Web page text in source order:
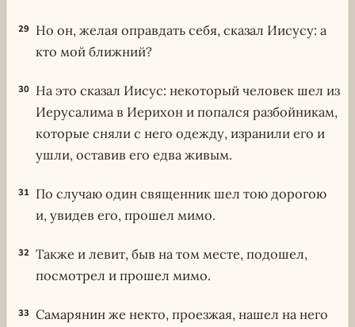
29 Но он, желая оправдать себя, сказал Иисусу: а
кто мой ближний?
30 На это сказал Иисус: некоторый человек шел из
Иерусалима в Иерихон и попался разбойникам,
которые сняли с него одежду, изранили его и
ушли, оставив его едва живым.
31 По случаю один священник шел тою дорогою
и, увидев его, прошел мимо.
32 Также и левит, быв на том месте, подошел,
посмотрел и прошел мимо.
33 Самарянин же некто, проезжая, нашел на него